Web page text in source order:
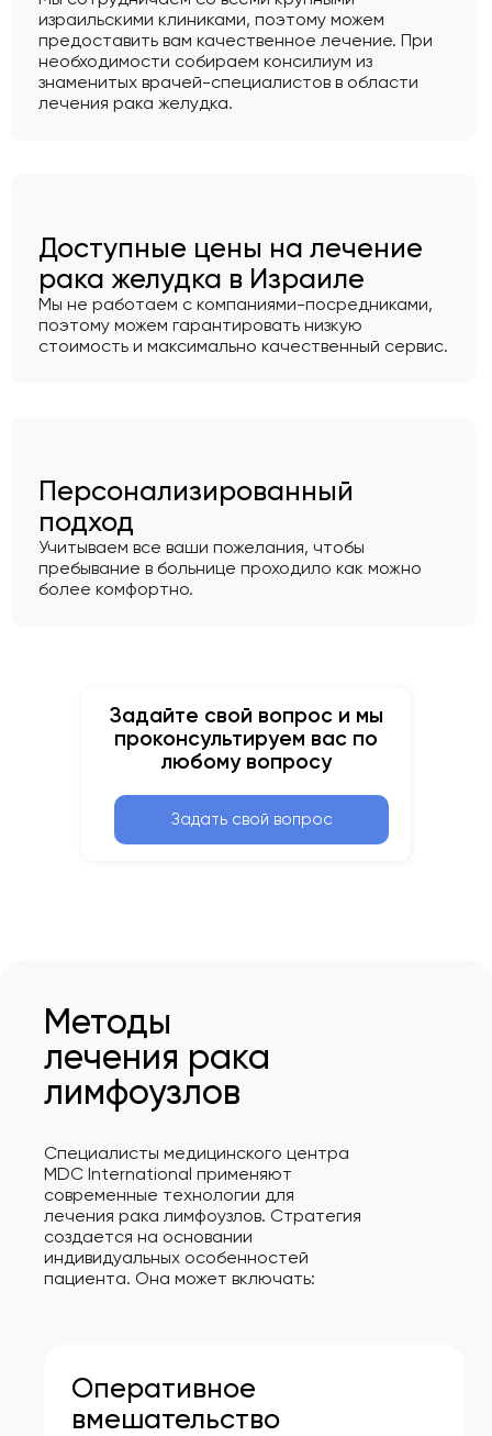
израильскими клиниками, поэтому можем
предоставить вам качественное лечение. При
необходимости собираем консилиум из
знаменитых врачей-специалистов в области
лечения рака желудка.
Доступные цены на лечение
рака желудка в Израиле
Мы не работаем с компаниями-посредниками,
поэтому можем гарантировать низкую
стоимость и максимально качественный сервис.
Персонализированный
подход
Учитываем все ваши пожелания, чтобы
пребывание в больнице проходило как можно
более комфортно.
Задайте свой вопрос и мы
проконсультируем вас по
любому вопросу
Задать свой вопрос
Методы
лечения рака
лимфоузлов
Специалисты медицинского центра
MDC International применяют
современные технологии для
лечения рака лимфоузлов. Стратегия
создается на основании
индивидуальных особенностей
пациента. Она может включать:
Оперативное
вмешательство